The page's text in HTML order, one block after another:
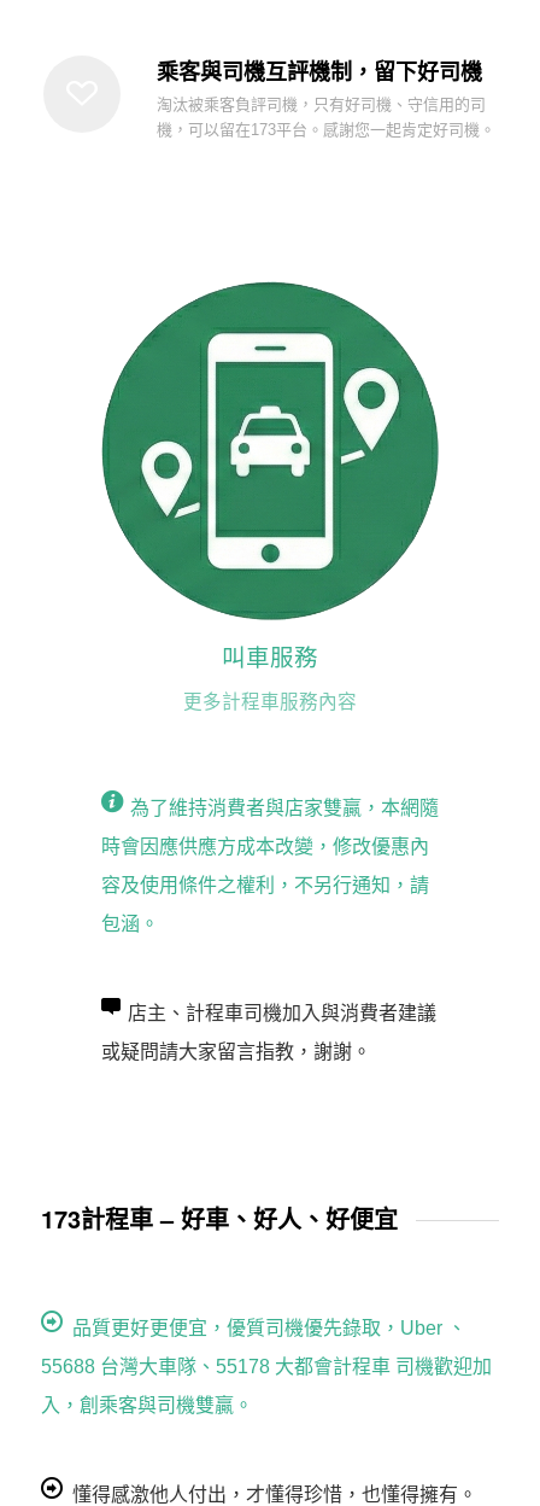
乘客與司機互評機制，留下好司機
淘汰被乘客負評司機，只有好司機、守信用的司
機，可以留在173平台。感謝您一起肯定好司機。
叫車服務
更多計程車服務內容
為了維持消費者與店家雙贏，本網隨
時會因應供應方成本改變，修改優惠內
容及使用條件之權利，不另行通知，請
包涵。
店主、計程車司機加入與消費者建議
或疑問請大家留言指教，謝謝。
173計程車 – 好車、好人、好便宜
品質更好更便宜，優質司機優先錄取，Uber 、
55688 台灣大車隊、55178 大都會計程車 司機歡迎加
入，創乘客與司機雙贏。
懂得感激他人付出，才懂得珍惜，也懂得擁有。